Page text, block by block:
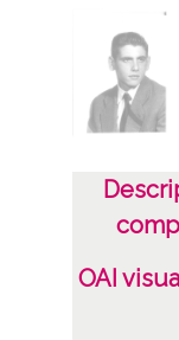
19580101
19581231
1958,
Notas
Positivo
Signatura
OAI